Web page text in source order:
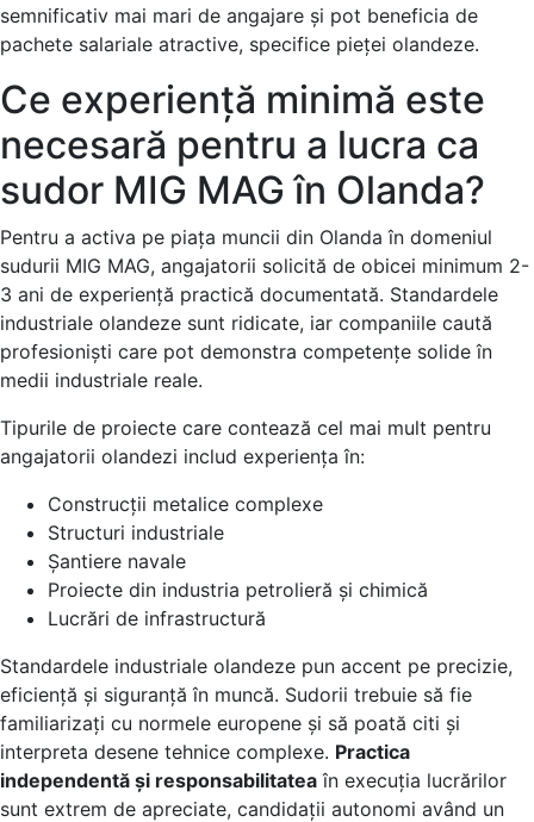
semnificativ mai mari de angajare și pot beneficia de
pachete salariale atractive, specifice pieței olandeze.
Ce experiență minimă este
necesară pentru a lucra ca
sudor MIG MAG în Olanda?
Pentru a activa pe piața muncii din Olanda în domeniul
sudurii MIG MAG, angajatorii solicită de obicei minimum 2-
3 ani de experiență practică documentată. Standardele
industriale olandeze sunt ridicate, iar companiile caută
profesioniști care pot demonstra competențe solide în
medii industriale reale.
Tipurile de proiecte care contează cel mai mult pentru
angajatorii olandezi includ experiența în:
Construcții metalice complexe
Structuri industriale
Șantiere navale
Proiecte din industria petrolieră și chimică
Lucrări de infrastructură
Standardele industriale olandeze pun accent pe precizie,
eficiență și siguranță în muncă. Sudorii trebuie să fie
familiarizați cu normele europene și să poată citi și
interpreta desene tehnice complexe. Practica
independentă și responsabilitatea în execuția lucrărilor
sunt extrem de apreciate, candidații autonomi având un